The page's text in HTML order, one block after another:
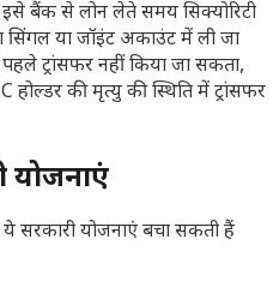
बैंक से लोन लेते समय सिक्योरिटी
या जॉइंट अकाउंट में ली जा
ट्रांसफर नहीं किया जा सकता,
की मृत्यु की स्थिति में ट्रांसफर
योजनाएं